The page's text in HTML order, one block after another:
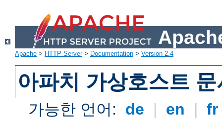
Apache > HTTP Server> Documentation > Version 2.4
아파치 가상호스트 문
가능한 언어: de | en |